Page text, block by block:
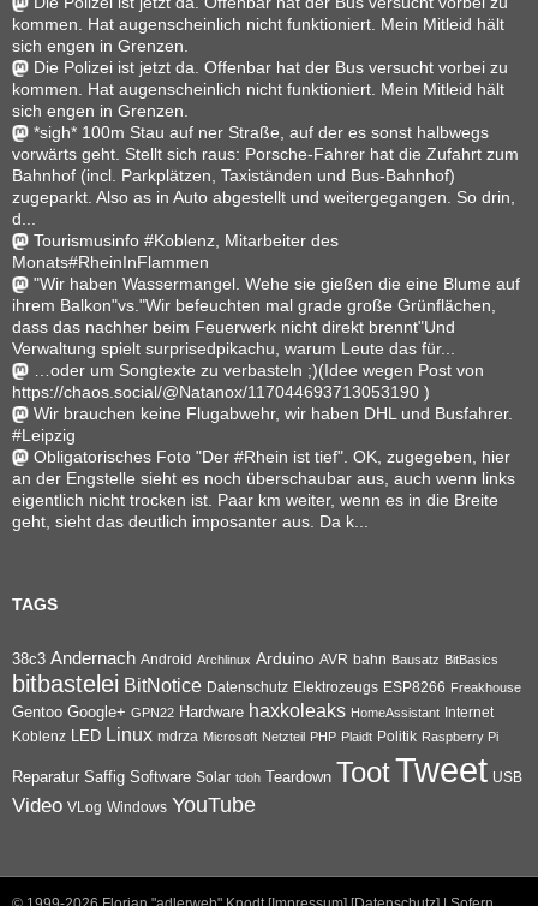
kommen. Hat augenscheinlich nicht funktioniert. Mein Mitleid hält
sich engen in Grenzen.
Die Polizei ist jetzt da. Offenbar hat der Bus versucht vorbei zu
kommen. Hat augenscheinlich nicht funktioniert. Mein Mitleid hält
sich engen in Grenzen.
*sigh* 100m Stau auf ner Straße, auf der es sonst halbwegs
vorwärts geht. Stellt sich raus: Porsche-Fahrer hat die Zufahrt zum
Bahnhof (incl. Parkplätzen, Taxiständen und Bus-Bahnhof)
zugeparkt. Also as in Auto abgestellt und weitergegangen. So drin,
d...
Tourismusinfo #Koblenz, Mitarbeiter des
Monats#RheinInFlammen
"Wir haben Wassermangel. Wehe sie gießen die eine Blume auf
ihrem Balkon"vs."Wir befeuchten mal grade große Grünflächen,
dass das nachher beim Feuerwerk nicht direkt brennt"Und
Verwaltung spielt surprisedpikachu, warum Leute das für...
…oder um Songtexte zu verbasteln ;)(Idee wegen Post von
https://chaos.social/@Natanox/117044693713053190 )
Wir brauchen keine Flugabwehr, wir haben DHL und Busfahrer.
#Leipzig
Obligatorisches Foto "Der #Rhein ist tief". OK, zugegeben, hier
an der Engstelle sieht es noch überschaubar aus, auch wenn links
eigentlich nicht trocken ist. Paar km weiter, wenn es in die Breite
geht, sieht das deutlich imposanter aus. Da k...
TAGS
38c3 Andernach Android Archlinux Arduino AVR bahn Bausatz BitBasics
bitbastelei BitNotice Datenschutz Elektrozeugs ESP8266 Freakhouse
Gentoo Google+ GPN22 Hardware haxkoleaks HomeAssistant Internet
Koblenz LED Linux mdrza Microsoft Netzteil PHP Plaidt Politik Raspberry Pi
Reparatur Saffig Software Solar tdoh Teardown TootTweet USB
Video VLog Windows YouTube